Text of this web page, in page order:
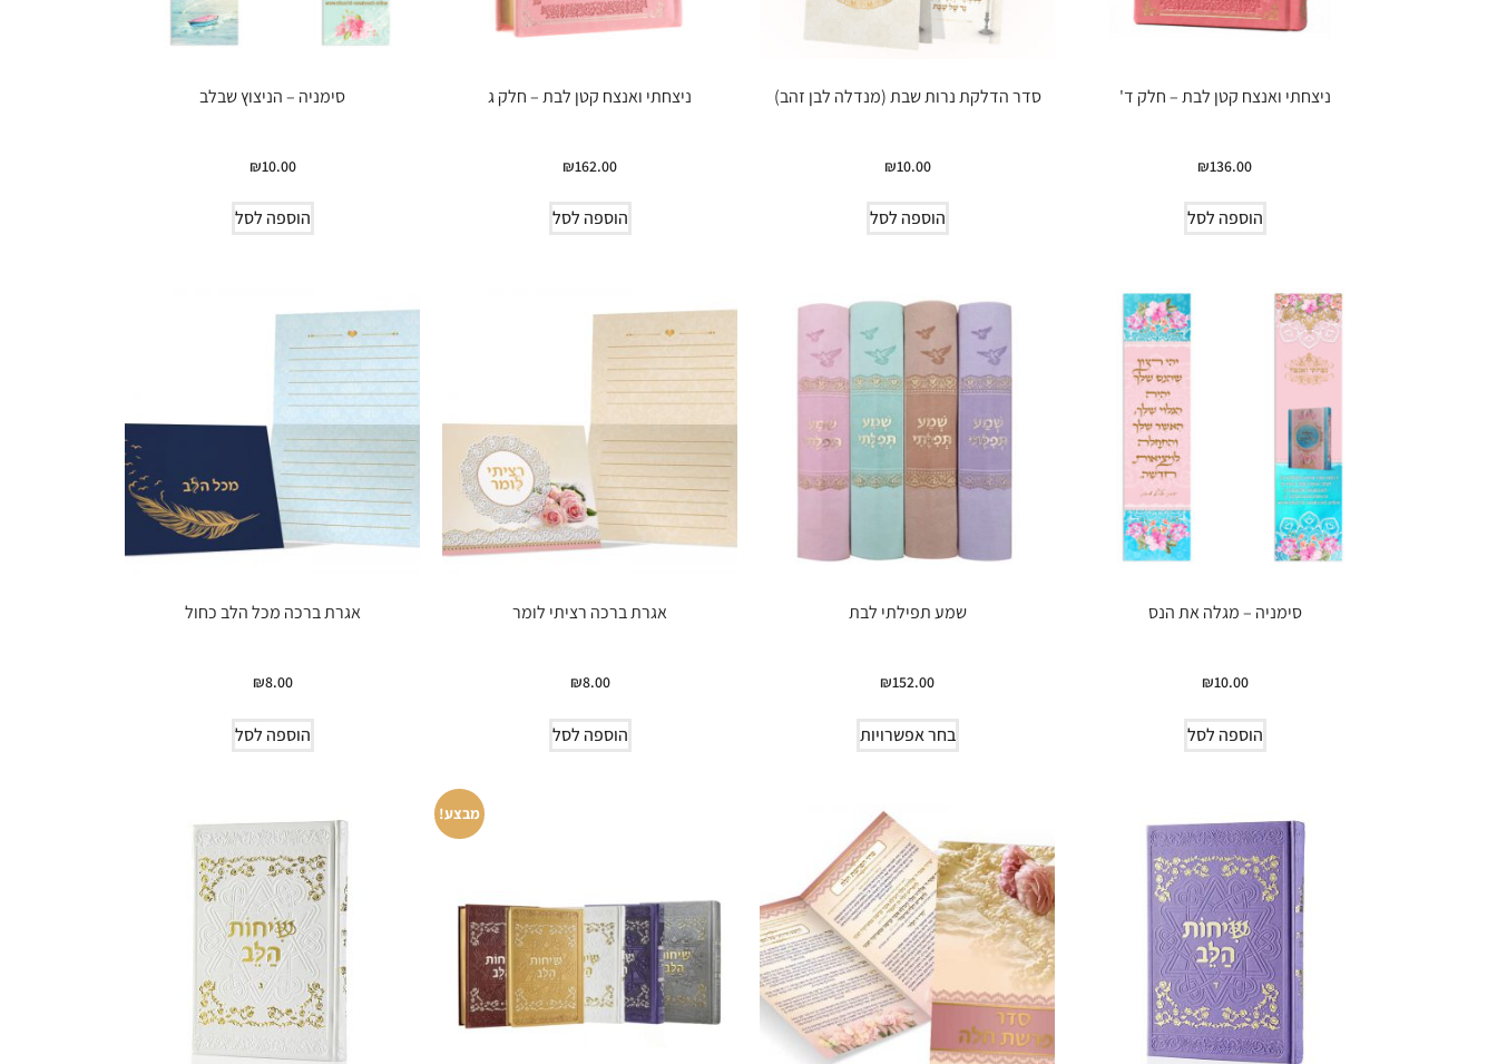
ניצחתי ואנצח קטן לבת – חלק ד'
₪136.00
הוספה לסל
סדר הדלקת נרות שבת (מנדלה לבן זהב)
₪10.00
הוספה לסל
ניצחתי ואנצח קטן לבת – חלק ג
₪162.00
הוספה לסל
סימניה – הניצוץ שבלב
₪10.00
הוספה לסל
סימניה – מגלה את הנס
₪10.00
הוספה לסל
שמע תפילתי לבת
₪152.00
בחר אפשרויות
אגרת ברכה רציתי לומר
₪8.00
הוספה לסל
אגרת ברכה מכל הלב כחול
₪8.00
הוספה לסל
מבצע!